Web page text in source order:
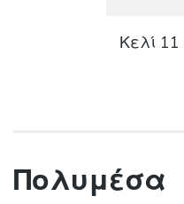
Κελί 11
Πολυμέσα